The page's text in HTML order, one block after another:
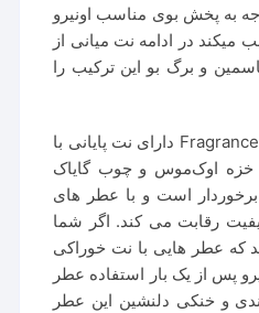
به پخش بوی مناسب اونیرو
میکند در ادامه نت میانی از
و برگ بو این ترکیب را
عطر مردانه Fragrance World Oniro دارای نت پایانی با
خزه اوک‌موس و چوب گایاک
برخوردار است و با عطر های
رقابت می کند. اگر شما
که عطر هایی با نت خوراکی
پس از یک بار استفاده عطر
و خنکی دلنشین این عطر